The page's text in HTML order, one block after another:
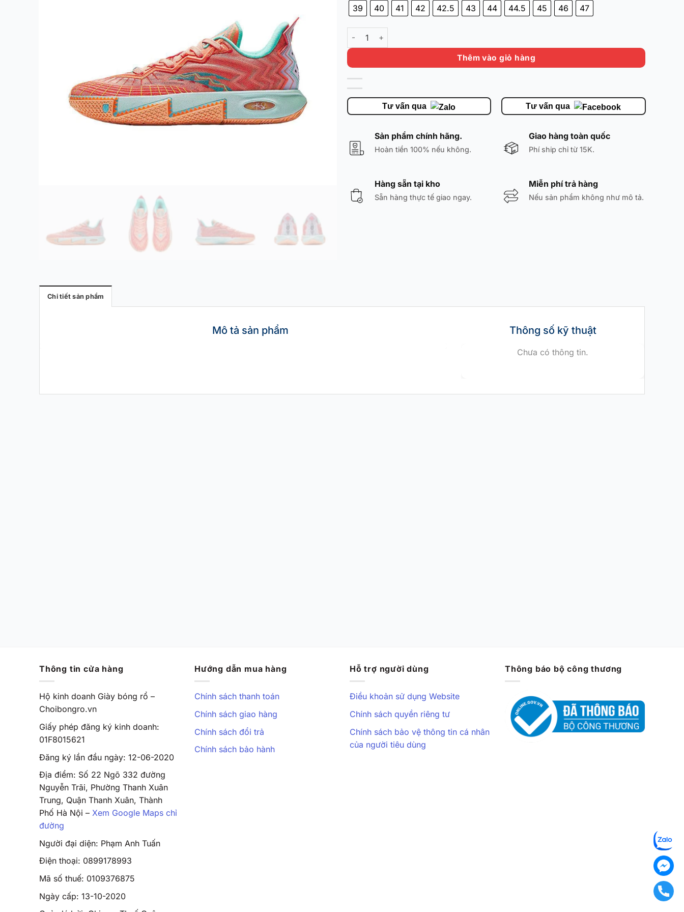
39 40 41 42 42.5 43 44 44.5 45 46 47
Anta KAI 2 'SUN' 8125C1111S-6 Chính Hãng số lượng
Thêm vào giỏ hàng
Tư vấn qua Tư vấn qua
Sản phẩm chính hãng.
Hoàn tiền 100% nếu không.
Giao hàng toàn quốc
Phí ship chỉ từ 15K.
Hàng sẵn tại kho
Sẵn hàng thực tế giao ngay.
Miễn phí trả hàng
Nếu sản phẩm không như mô tả.
Chi tiết sản phẩm
Mô tả sản phẩm Thông số kỹ thuật
Chưa có thông tin.
Thông tin cửa hàng
Hộ kinh doanh Giày bóng rổ –
Choibongro.vn
Giấy phép đăng ký kinh doanh:
01F8015621
Đăng ký lần đầu ngày: 12-06-2020
Địa điểm: Số 22 Ngõ 332 đường
Nguyễn Trãi, Phường Thanh Xuân
Trung, Quận Thanh Xuân, Thành
Phố Hà Nội – Xem Google Maps chỉ
đường
Người đại diện: Phạm Anh Tuấn
Điện thoại: 0899178993
Mã số thuế: 0109376875
Ngày cấp: 13-10-2020
Hướng dẫn mua hàng
Chính sách thanh toán
Chính sách giao hàng
Chính sách đổi trả
Chính sách bảo hành
Hỗ trợ người dùng
Điều khoản sử dụng Website
Chính sách quyền riêng tư
Chính sách bảo vệ thông tin cá nhân
của người tiêu dùng
Thông báo bộ công thương